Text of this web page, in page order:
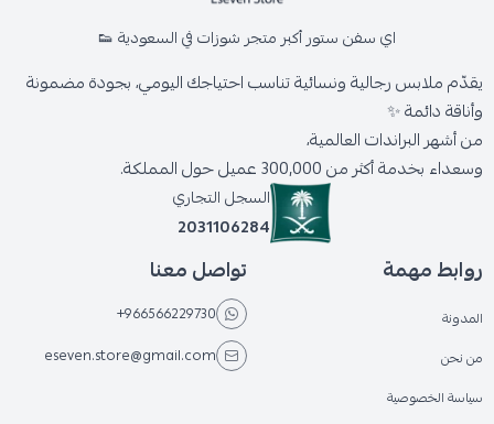
اي سفن ستور أكبر متجر شوزات في السعودية 👟
يقدّم ملابس رجالية ونسائية تناسب احتياجك اليومي، بجودة مضمونة
وأناقة دائمة ✨
من أشهر البراندات العالمية،
وسعداء بخدمة أكثر من 300,000 عميل حول المملكة.
السجل التجاري
2031106284
روابط مهمة
المدونة
من نحن
سياسة الخصوصية
تواصل معنا
+966566229730
eseven.store@gmail.com